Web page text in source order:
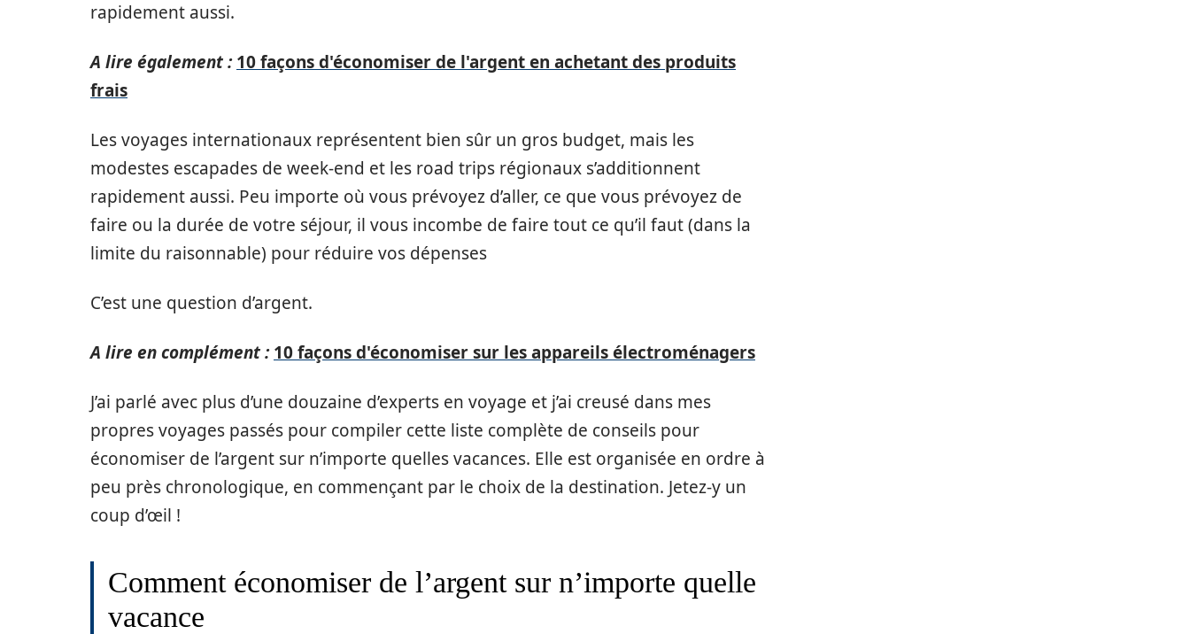
rapidement aussi.
A lire également : 10 façons d'économiser de l'argent en achetant des produits
frais
Les voyages internationaux représentent bien sûr un gros budget, mais les
modestes escapades de week-end et les road trips régionaux s’additionnent
rapidement aussi. Peu importe où vous prévoyez d’aller, ce que vous prévoyez de
faire ou la durée de votre séjour, il vous incombe de faire tout ce qu’il faut (dans la
limite du raisonnable) pour réduire vos dépenses
C’est une question d’argent.
A lire en complément : 10 façons d'économiser sur les appareils électroménagers
J’ai parlé avec plus d’une douzaine d’experts en voyage et j’ai creusé dans mes
propres voyages passés pour compiler cette liste complète de conseils pour
économiser de l’argent sur n’importe quelles vacances. Elle est organisée en ordre à
peu près chronologique, en commençant par le choix de la destination. Jetez-y un
coup d’œil !
Comment économiser de l’argent sur n’importe quelle
vacance